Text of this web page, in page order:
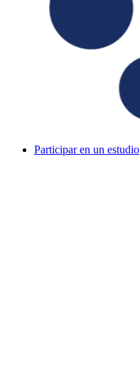
Participar en un estudio